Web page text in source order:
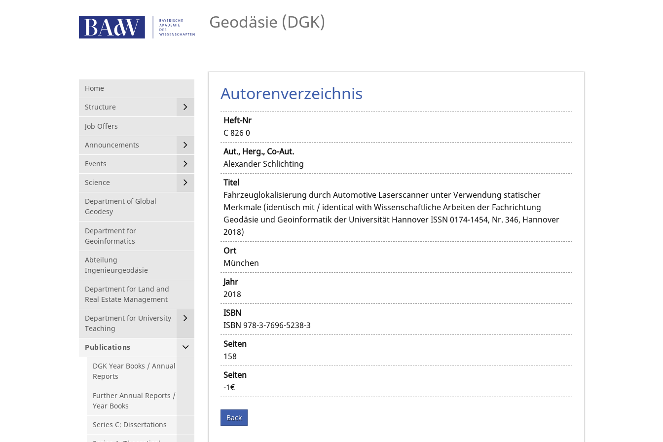
Geodäsie (DGK)
Home
Structure
Job Offers
Announcements
Events
Science
Department of Global
Geodesy
Department for
Geoinformatics
Abteilung
Ingenieurgeodäsie
Department for Land and
Real Estate Management
Department for University
Teaching
Publications
DGK Year Books / Annual
Reports
Further Annual Reports /
Year Books
Series C: Dissertations
Autorenverzeichnis
Heft-Nr
C 826 0
Aut., Herg., Co-Aut.
Alexander Schlichting
Titel
Fahrzeuglokalisierung durch Automotive Laserscanner unter Verwendung statischer
Merkmale (identisch mit / identical with Wissenschaftliche Arbeiten der Fachrichtung
Geodäsie und Geoinformatik der Universität Hannover ISSN 0174-1454, Nr. 346, Hannover
2018)
Ort
München
Jahr
2018
ISBN
ISBN 978-3-7696-5238-3
Seiten
158
Seiten
-1€
Back